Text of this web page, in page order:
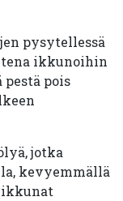
pysytellessä
ikkunoihin
pois
jotka
kevyemmällä
ikkunat